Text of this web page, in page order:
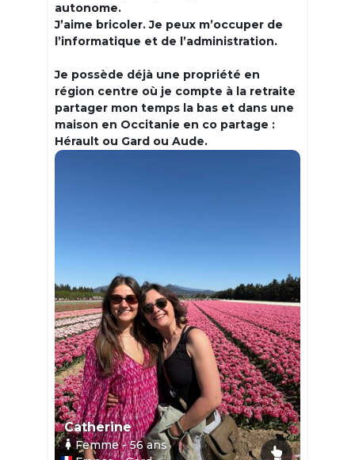
autonome.
J’aime bricoler. Je peux m’occuper de
l’informatique et de l’administration.
Je possède déjà une propriété en
région centre où je compte à la retraite
partager mon temps la bas et dans une
maison en Occitanie en co partage :
Hérault ou Gard ou Aude.
Catherine
Femme- 56ans